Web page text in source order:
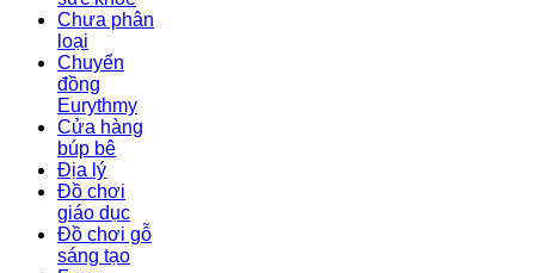
Chưa phân
loại
Chuyển
đồng
Eurythmy
Cửa hàng
búp bê
Địa lý
Đồ chơi
giáo dục
Đồ chơi gỗ
sáng tạo